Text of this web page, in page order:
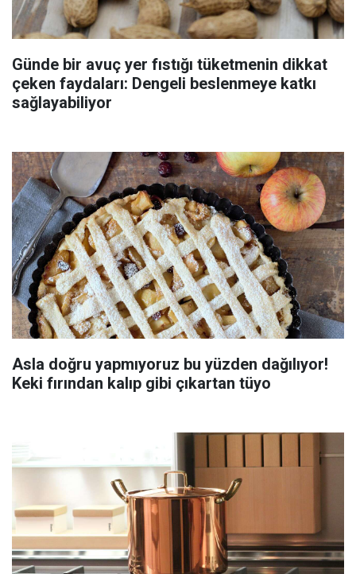
Günde bir avuç yer fıstığı tüketmenin dikkat
çeken faydaları: Dengeli beslenmeye katkı
sağlayabiliyor
Asla doğru yapmıyoruz bu yüzden dağılıyor!
Keki fırından kalıp gibi çıkartan tüyo